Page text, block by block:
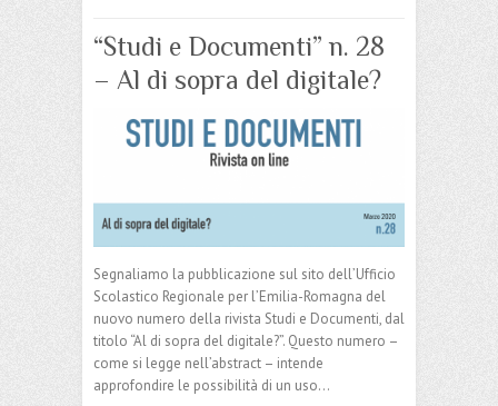
“Studi e Documenti” n. 28
– Al di sopra del digitale?
Segnaliamo la pubblicazione sul sito dell’Ufficio
Scolastico Regionale per l’Emilia-Romagna del
nuovo numero della rivista Studi e Documenti, dal
titolo “Al di sopra del digitale?”. Questo numero –
come si legge nell’abstract – intende
approfondire le possibilità di un uso…